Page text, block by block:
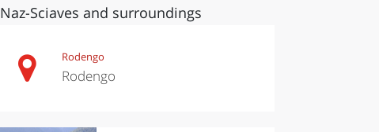
TOSCANA
Naz-Sciaves and surroundings
Rodengo
Rodengo